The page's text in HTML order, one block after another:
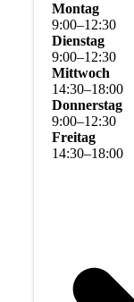
Montag
9:00–12:30
Dienstag
9:00–12:30
Mittwoch
14:30–18:00
Donnerstag
9:00–12:30
Freitag
14:30–18:00